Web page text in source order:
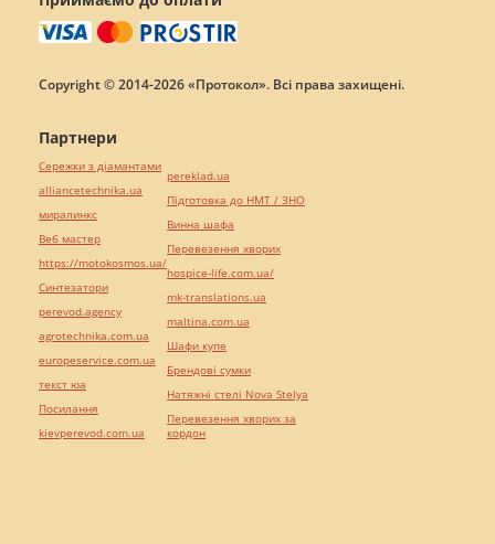
Copyright © 2014-2026 «Протокол». Всі права захищені.
Партнери
Сережки з діамантами
alliancetechnika.ua
миралинкс
Веб мастер
https://motokosmos.ua/
Синтезатори
perevod.agency
agrotechnika.com.ua
europeservice.com.ua
текст юа
Посилання
kievperevod.com.ua
pereklad.ua
Підготовка до НМТ / ЗНО
Винна шафа
Перевезення хворих
hospice-life.com.ua/
mk-translations.ua
maltina.com.ua
Шафи купе
Брендові сумки
Натяжні стелі Nova Stelya
Перевезення хворих за
кордон